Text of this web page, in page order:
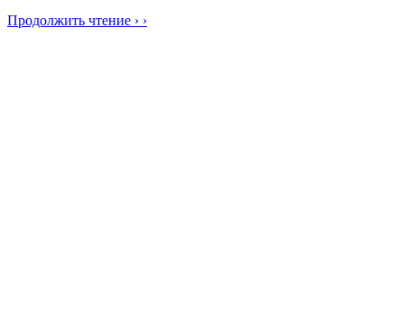
Продолжить чтение › ›